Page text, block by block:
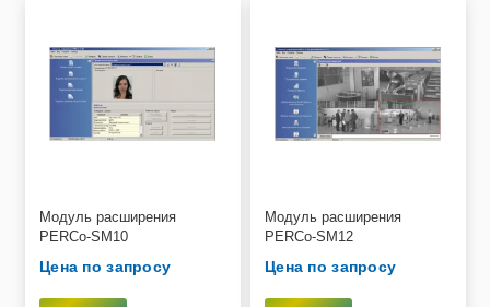
Модуль расширения
PERCo-SM10
Цена по запросу
Модуль расширения
PERCo-SM12
Цена по запросу